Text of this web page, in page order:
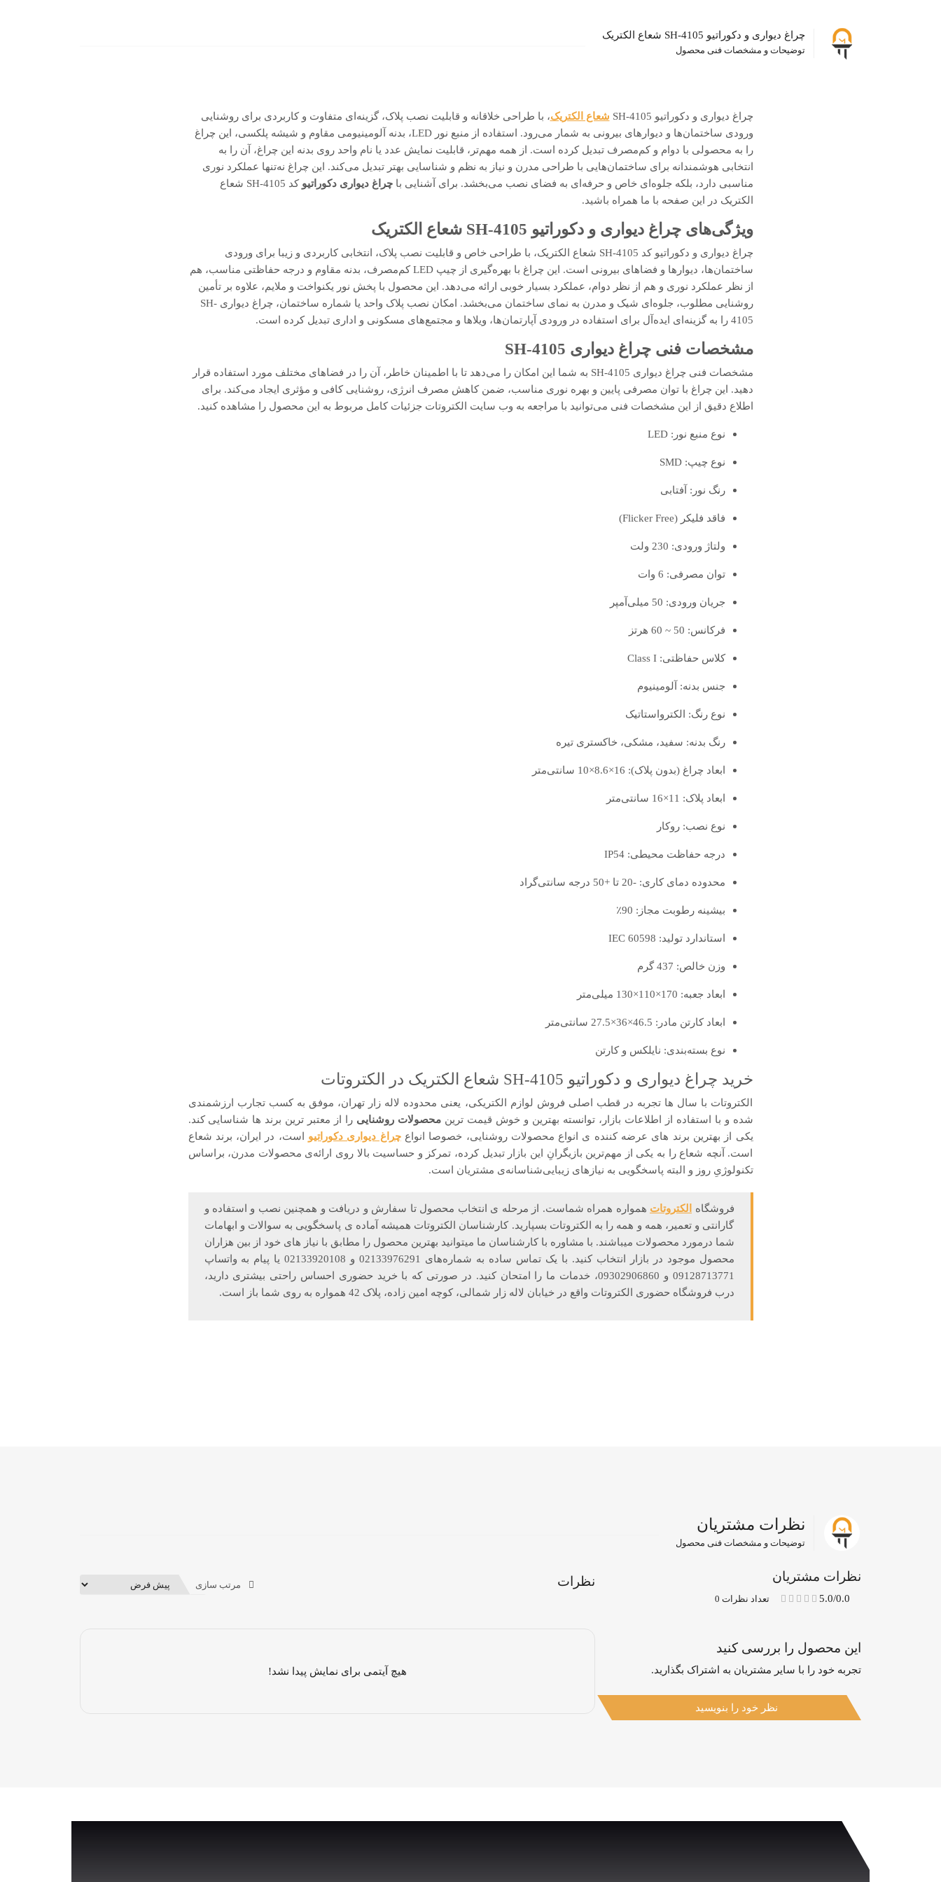
چراغ دیواری و دکوراتیو SH-4105 شعاع الکتریک
توضیحات و مشخصات فنی محصول
چراغ دیواری و دکوراتیو SH-4105 شعاع الکتریک، با طراحی خلاقانه و قابلیت نصب پلاک، گزینه‌ای متفاوت و کاربردی برای روشنایی
ورودی ساختمان‌ها و دیوارهای بیرونی به شمار می‌رود. استفاده از منبع نور LED، بدنه آلومینیومی مقاوم و شیشه پلکسی، این چراغ
را به محصولی با دوام و کم‌مصرف تبدیل کرده است. از همه مهم‌تر، قابلیت نمایش عدد یا نام واحد روی بدنه این چراغ، آن را به
انتخابی هوشمندانه برای ساختمان‌هایی با طراحی مدرن و نیاز به نظم و شناسایی بهتر تبدیل می‌کند. این چراغ نه‌تنها عملکرد نوری
مناسبی دارد، بلکه جلوه‌ای خاص و حرفه‌ای به فضای نصب می‌بخشد. برای آشنایی باچراغ دیواری دکوراتیو
کد SH-4105 شعاع
الکتریک در این صفحه با ما همراه باشید.
ویژگی‌های چراغ دیواری و دکوراتیو SH-4105 شعاع الکتریک
چراغ دیواری و دکوراتیو کد SH-4105 شعاع الکتریک، با طراحی خاص و قابلیت نصب پلاک، انتخابی کاربردی و زیبا برای ورودی
ساختمان‌ها، دیوارها و فضاهای بیرونی است. این چراغ با بهره‌گیری از چیپ LED کم‌مصرف، بدنه مقاوم و درجه حفاظتی مناسب، هم
از نظر عملکرد نوری و هم از نظر دوام، عملکرد بسیار خوبی ارائه می‌دهد. این محصول با پخش نور یکنواخت و ملایم، علاوه بر تأمین
روشنایی مطلوب، جلوه‌ای شیک و مدرن به نمای ساختمان می‌بخشد. امکان نصب پلاک واحد یا شماره ساختمان، چراغ دیواری SH-
4105 را به گزینه‌ای ایده‌آل برای استفاده در ورودی آپارتمان‌ها، ویلاها و مجتمع‌های مسکونی و اداری تبدیل کرده است.
مشخصات فنی چراغ دیواری SH-4105
مشخصات فنی چراغ دیواری SH-4105 به شما این امکان را می‌دهد تا با اطمینان خاطر، آن را در فضاهای مختلف مورد استفاده قرار
دهید. این چراغ با توان مصرفی پایین و بهره نوری مناسب، ضمن کاهش مصرف انرژی، روشنایی کافی و مؤثری ایجاد می‌کند. برای
اطلاع دقیق از این مشخصات فنی می‌توانید با مراجعه به وب سایت الکتروتات جزئیات کامل مربوط به این محصول را مشاهده کنید.
نوع منبع نور: LED
نوع چیپ: SMD
رنگ نور: آفتابی
فاقد فلیکر (Flicker Free)
ولتاژ ورودی: 230 ولت
توان مصرفی: 6 وات
جریان ورودی: 50 میلی‌آمپر
فرکانس: 50 ~ 60 هرتز
کلاس حفاظتی: Class I
جنس بدنه: آلومینیوم
نوع رنگ: الکترواستاتیک
رنگ بدنه: سفید، مشکی، خاکستری تیره
ابعاد چراغ (بدون پلاک): 16×8.6×10 سانتی‌متر
ابعاد پلاک: 11×16 سانتی‌متر
نوع نصب: روکار
درجه حفاظت محیطی: IP54
محدوده دمای کاری: -20 تا +50 درجه سانتی‌گراد
بیشینه رطوبت مجاز: 90٪
استاندارد تولید: IEC 60598
وزن خالص: 437 گرم
ابعاد جعبه: 170×110×130 میلی‌متر
ابعاد کارتن مادر: 46.5×36×27.5 سانتی‌متر
نوع بسته‌بندی: نایلکس و کارتن
خرید چراغ دیواری و دکوراتیو SH-4105 شعاع الکتریک در الکتروتات
الکتروتات با سال ها تجربه در قطب اصلی فروش لوازم الکتریکی، یعنی محدوده لاله زار تهران، موفق به کسب تجارب ارزشمندی
شده و با استفاده از اطلاعات بازار، توانسته بهترین و خوش قیمت ترین محصولات روشنایی را از معتبر ترین برند ها شناسایی کند.
یکی از بهترین برند های عرضه کننده ی انواع محصولات روشنایی، خصوصا انواعچراغ دیواری دکوراتیو است، در ایران، برند شعاع
است. آنچه شعاع را به یکی از مهم­‌ترین بازیگرانِ این بازار تبدیل کرده، تمرکز و حساسیت بالا روی ارائه‌­ی محصولات مدرن، براساس
تکنولوژیِ روز و البته پاسخگویی به نیازهای زیبایی­‌شناسانه‌­ی مشتریان است.
فروشگاه الکتروتات همواره همراه شماست. از مرحله ی انتخاب محصول تا سفارش و دریافت و همچنین نصب و استفاده و
گارانتی و تعمیر، همه و همه را به الکتروتات بسپارید. کارشناسان الکتروتات همیشه آماده ی پاسخگویی به سوالات و ابهامات
شما درمورد محصولات میباشند. با مشاوره با کارشناسان ما میتوانید بهترین محصول را مطابق با نیاز های خود از بین هزاران
محصول موجود در بازار انتخاب کنید. با یک تماس ساده به شماره‌های 02133976291 و 02133920108 یا پیام به واتساپ
09128713771 و 09302906860، خدمات ما را امتحان کنید. در صورتی که با خرید حضوری احساس راحتی بیشتری دارید،
درب فروشگاه حضوری الکتروتات واقع در خیابان لاله زار شمالی، کوچه امین زاده، پلاک 42 همواره به روی شما باز است.
نظرات مشتریان
توضیحات و مشخصات فنی محصول
نظرات مشتریان
5.0/0.0 تعداد نظرات 0
این محصول را بررسی کنید
تجربه خود را با سایر مشتریان به اشتراک بگذارید.
نظر خود را بنویسید
نظرات مرتب سازی
هیچ آیتمی برای نمایش پیدا نشد!